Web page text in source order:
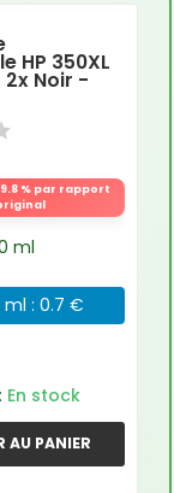
HP 350XL
2x Noir -
% par rapport
ml
ml : 0.7 €
En stock
AU PANIER